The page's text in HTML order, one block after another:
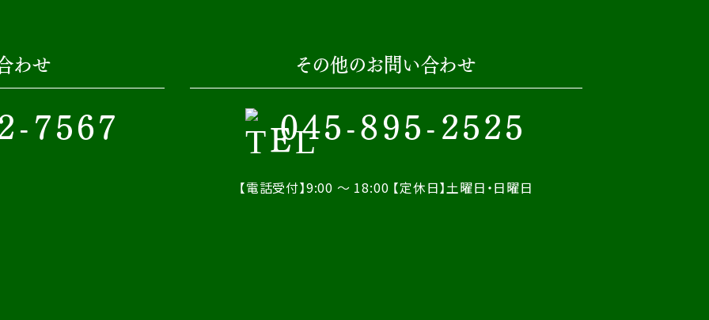
わせ
7567
その他のお問い合わせ
045-895-2525
【電話受付】9:00 ～ 18:00 【定休日】土曜日・日曜日